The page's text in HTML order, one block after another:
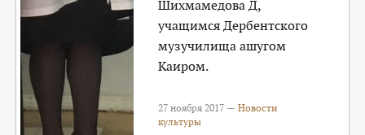
Шихмамедова Д,
учащимся Дербентского
музучилища ашугом
Каиром.
27 ноября 2017 —Новости
культуры